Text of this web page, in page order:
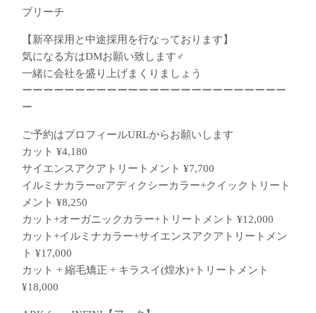
ブリーチ
【新卒採用と中途採用を行なっております】
気になる方はDMお願い致します‍♂️
一緒に会社を盛り上げまくりましょう
ーーーーーーーーーーーーーーーーーーーーーーーーー
ー
ご予約はプロフィールURLからお願いします
カット ¥4,180
サイエンスアクアトリートメント ¥7,700
イルミナカラーorアディクシーカラー+クイックトリート
メント ¥8,250
カット+オーガニックカラー+トリートメント ¥12,000
カット+イルミナカラー+サイエンスアクアトリートメン
ト ¥17,000
カット + 縮毛矯正 + キラスイ(煌水)+トリートメント
¥18,000